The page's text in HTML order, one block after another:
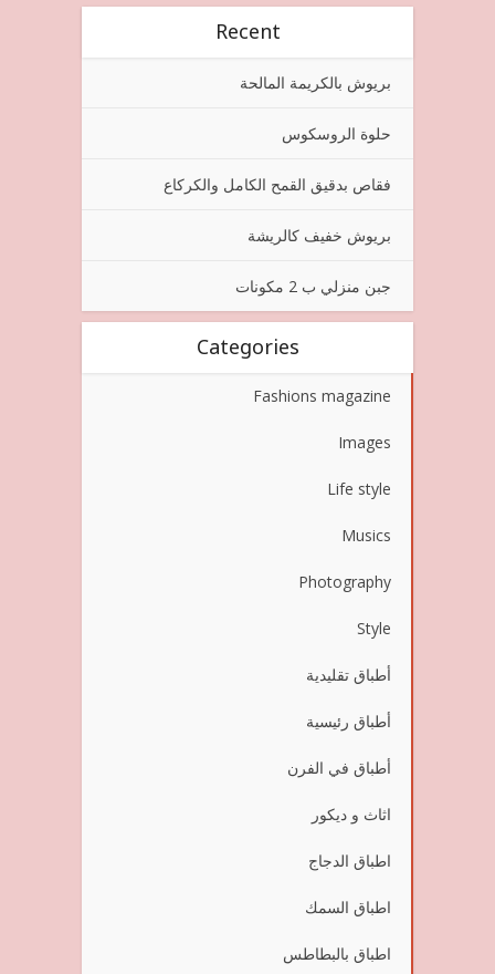
Recent
بريوش بالكريمة المالحة
حلوة الروسكوس
فقاص بدقيق القمح الكامل والكركاع
بريوش خفيف كالريشة
جبن منزلي ب 2 مكونات
Categories
Fashions magazine
Images
Life style
Musics
Photography
Style
أطباق تقليدية
أطباق رئيسية
أطباق في الفرن
اثاث و ديكور
اطباق الدجاج
اطباق السمك
اطباق بالبطاطس